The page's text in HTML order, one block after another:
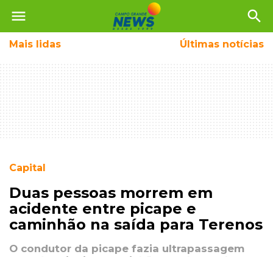
menu search
Mais lidas Últimas notícias
Capital
Duas pessoas morrem em
acidente entre picape e
caminhão na saída para Terenos
O condutor da picape fazia ultrapassagem